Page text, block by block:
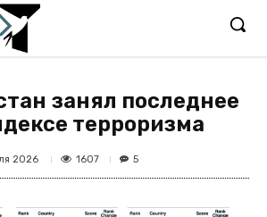
занял последнее
терроризма
2026 1607 5